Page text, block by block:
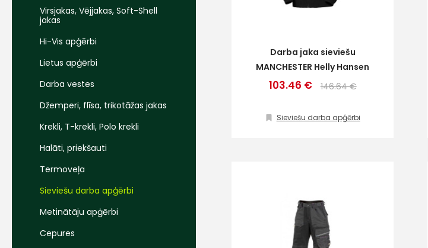
Virsjakas, Vējjakas, Soft-Shell
jakas
Hi-Vis apģērbi
Lietus apģērbi
Darba vestes
Džemperi, flīsa, trikotāžas jakas
Krekli, T-krekli, Polo krekli
Halāti, priekšauti
Termoveļa
Sieviešu darba apģērbi
Metinātāju apģērbi
Cepures
Darba jaka sieviešu
MANCHESTER Helly Hansen
103.46 € 146.64 €
Sieviešu darba apģērbi